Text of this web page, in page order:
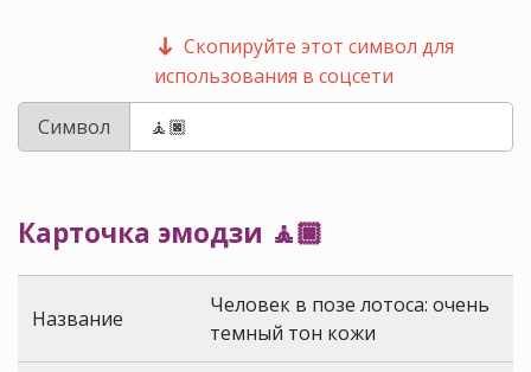
Скопируйте этот символ для
использования в соцсети
Символ
Карточка эмодзи 🧘🏿
Название
Человек в позе лотоса: очень
темный тон кожи